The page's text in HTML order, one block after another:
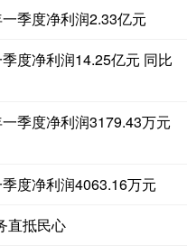
季度净利润2.33亿元
度净利润14.25亿元 同比
季度净利润3179.43万元
度净利润4063.16万元
直抵民心